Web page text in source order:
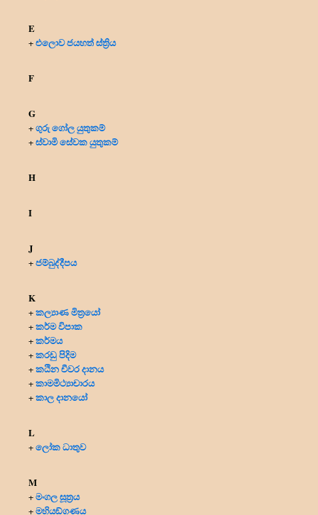
E
+එලොව ජයහත් ස්ත්‍රිය
F
G
+ගුරු ගෝල යුතුකම්
+ස්වාමි සේවක යුතුකම්
H
I
J
+ජම්බුද්දීපය
K
+කල්‍යාණ මිත්‍රයෝ
+කර්ම විපාක
+කර්මය
+කරඩු පිදිම
+කඨින චීවර දානය
+කාමමිථ්‍යාචාරය
+කාල දානයෝ
L
+ලෝක ධාතුව
M
+මංගල සූත්‍රය
+මහියඞ්ගණය